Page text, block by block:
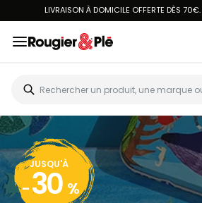
LIVRAISON À DOMICILE OFFERTE DÈS 70€.
JUSQU'À
- 30 %